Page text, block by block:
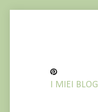
I MIEI BLOG